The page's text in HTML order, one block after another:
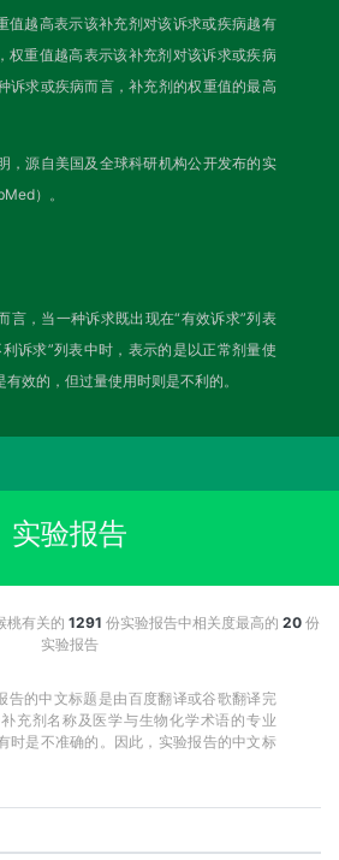
值越高表示该补充剂对该诉求或疾病越有
权重值越高表示该补充剂对该诉求或疾病
诉求或疾病而言，补充剂的权重值的最高
，源自美国及全球科研机构公开发布的实
）。
言，当一种诉求既出现在“有效诉求”列表
诉求”列表中时，表示的是以正常剂量使
效的，但过量使用时则是不利的。
实验报告
桃有关的 1291 份实验报告中相关度最高的 20份
实验报告
告的中文标题是由百度翻译或谷歌翻译完
充剂名称及医学与生物化学术语的专业
时是不准确的。因此，实验报告的中文标